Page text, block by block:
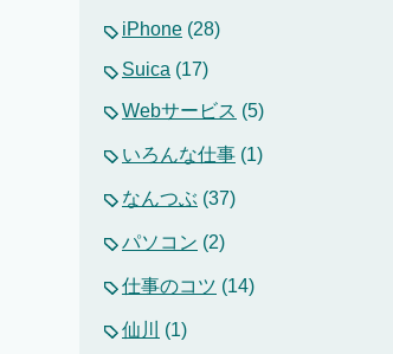
iPhone (28)
Suica (17)
Webサービス (5)
いろんな仕事 (1)
なんつぶ (37)
パソコン (2)
仕事のコツ (14)
仙川 (1)